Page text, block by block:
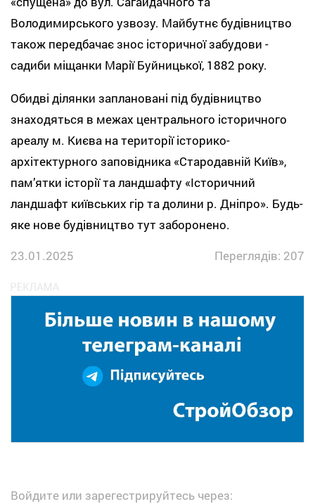
Володимирського узвозу. Майбутнє будівництво
також передбачає знос історичної забудови -
садиби міщанки Марії Буйницької, 1882 року.
Обидві ділянки заплановані під будівництво
знаходяться в межах центрального історичного
ареалу м. Києва на території історико-
архітектурного заповідника «Стародавній Київ»,
памʼятки історії та ландшафту «Історичний
ландшафт київських гір та долини р. Дніпро». Будь-
яке нове будівництво тут заборонено.
23.01.2025
Переглядів: 207
Войдите или зарегестрируйтесь через: